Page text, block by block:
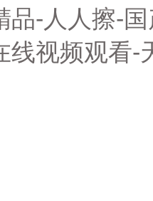
品-人人擦-
线视频观看-